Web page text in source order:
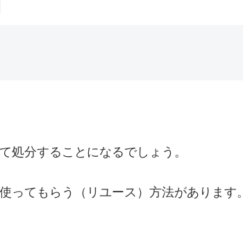
処分することになるでしょう。
てもらう（リユース）方法があります。